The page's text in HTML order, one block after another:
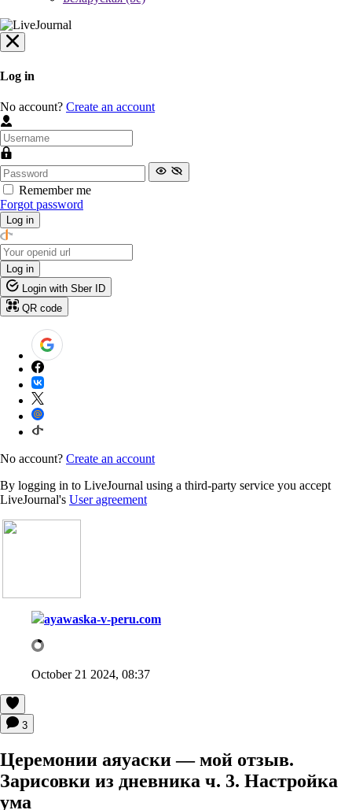
Log in
No account? Create an account
Remember me
Forgot password
Log in
Log in
Login with Sber ID
QR code
No account? Create an account
By logging in to LiveJournal using a third-party service you accept
LiveJournal's User agreement
ayawaska-v-peru.com
October 21 2024, 08:37
3
Церемонии аяуаски — мой отзыв.
Зарисовки из дневника ч. 3. Настройка
ума